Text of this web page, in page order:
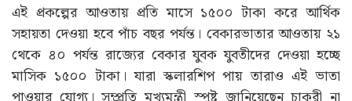
এই প্রকল্পের আওতায় প্রতি মাসে ১৫০০ টাকা করে আর্থিক
সহায়তা দেওয়া হবে পাঁচ বছর পর্যন্ত। বেকারভাতার আওতায় ২১
থেকে ৪০ পর্যন্ত রাজ্যের বেকার যুবক যুবতীদের দেওয়া হচ্ছে
মাসিক ১৫০০ টাকা। যারা স্কলারশিপ পায় তারাও এই ভাতা